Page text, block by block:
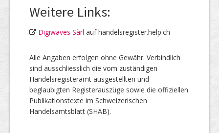
Weitere Links:
Digiwaves Sàrl auf handelsregister.help.ch
Alle Angaben erfolgen ohne Gewähr. Verbindlich
sind ausschliesslich die vom zuständigen
Handelsregisteramt ausgestellten und
beglaubigten Registerauszüge sowie die offiziellen
Publikationstexte im Schweizerischen
Handelsamtsblatt (SHAB).